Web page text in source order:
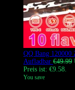
QQ Bang 120000
Aufladbar €49.99
Preis ist: €9.58.
You save